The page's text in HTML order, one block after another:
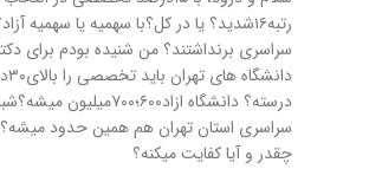
سراسری برنداشتند؟ من شنیده بودم برای
درسته؟ دانشگاه
سراسری استان تهران هم همین حدود
چقدر و آیا کفایت میکنه؟